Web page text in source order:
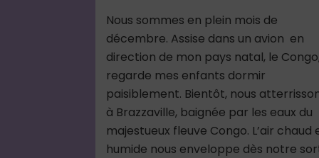
Nous sommes en plein mois de
décembre. Assise dans un avion en
direction de mon pays natal, le
regarde mes enfants dormir
paisiblement. Bientôt, nous
à Brazzaville, baignée par les eaux du
majestueux fleuve Congo. L’air chaud
humide nous enveloppe dès notre